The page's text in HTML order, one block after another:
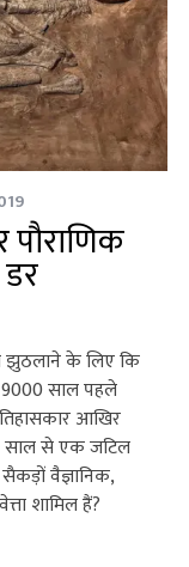
झुठलाने के लिए कि
साल पहले
आखिर
साल से एक जटिल
वैज्ञानिक,
शामिल हैं?